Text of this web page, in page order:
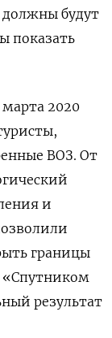
будут
показать
2020
ВОЗ. От
и
границы
«Спутником
результат